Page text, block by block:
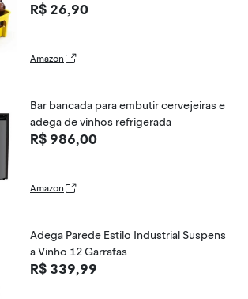
nte (Amarela)
R$ 26,90
Amazon
Bar bancada para embutir cervejeiras e
adega de vinhos refrigerada
R$ 986,00
Amazon
Adega Parede Estilo Industrial Suspens
a Vinho 12 Garrafas
R$ 339,99